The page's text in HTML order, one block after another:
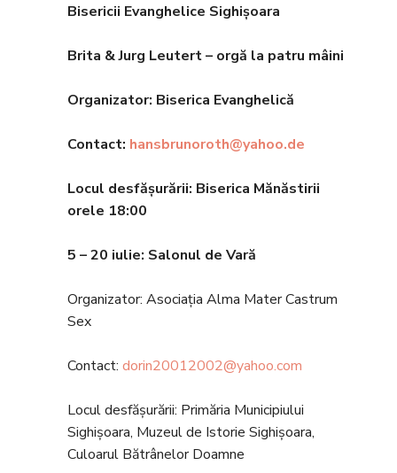
Bisericii Evanghelice Sighișoara
Brita & Jurg Leutert – orgă la patru mâini
Organizator: Biserica Evanghelică
Contact: hansbrunoroth@yahoo.de
Locul desfășurării: Biserica Mănăstirii
orele 18:00
5 – 20 iulie: Salonul de Vară
Organizator: Asociația Alma Mater Castrum
Sex
Contact: dorin20012002@yahoo.com
Locul desfășurării: Primăria Municipiului
Sighișoara, Muzeul de Istorie Sighișoara,
Culoarul Bătrânelor Doamne